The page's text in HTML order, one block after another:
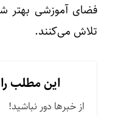
فضای آموزشی بهتر
تلاش می‌کنند.
این مطلب
از خبرها دور نباشید!